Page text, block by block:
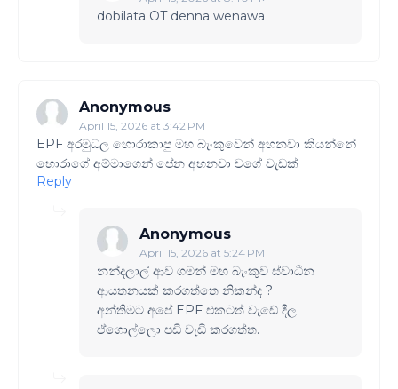
dobilata OT denna wenawa
Anonymous
April 15, 2026 at 3:42 PM
EPF අරමුධල හොරාකාපු මහ බැංකුවෙන් අහනවා කියන්නේ
හොරාගේ අම්මාගෙන් පේන අහනවා වගේ වැඩක්
Reply
Anonymous
April 15, 2026 at 5:24 PM
නන්දලාල් ආව ගමන් මහ බැංකුව ස්වාධීන
ආයතනයක් කරගත්තෙ නිකන්ද ?
අන්තිමට අපේ EPF එකටත් වැඩේ දීල
ඒගොල්ලො පඩි වැඩි කරගත්ත.